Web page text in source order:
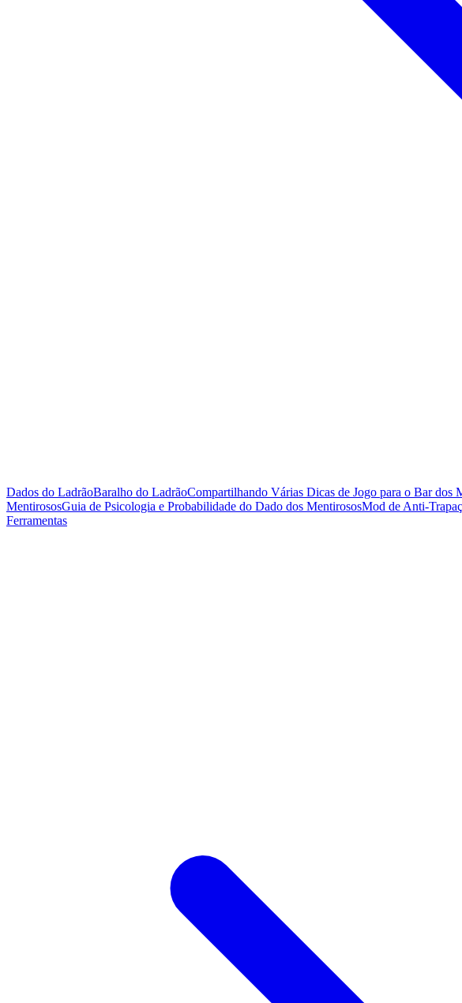
Dados do LadrãoBaralho do LadrãoCompartilhando Várias Dicas de Jogo para o Bar dos
MentirososGuia de Psicologia e Probabilidade do Dado dos MentirososMod de Anti-
Ferramentas